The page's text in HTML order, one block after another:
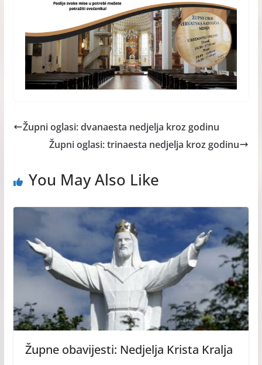
Župni oglasi: dvanaesta nedjelja kroz godinu
Župni oglasi: trinaesta nedjelja kroz godinu
You May Also Like
Župne obavijesti: Nedjelja Krista Kralja